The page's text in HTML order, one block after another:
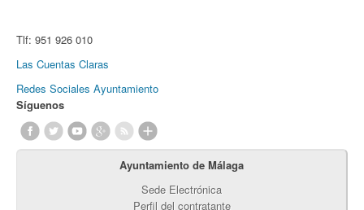
Tlf: 951 926 010
Las Cuentas Claras
Redes Sociales Ayuntamiento
Síguenos
Ayuntamiento de Málaga
Sede Electrónica
Perfil del contratante